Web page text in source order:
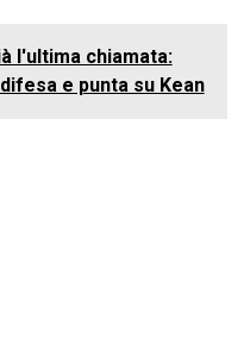
l'ultima chiamata:
e punta su Kean